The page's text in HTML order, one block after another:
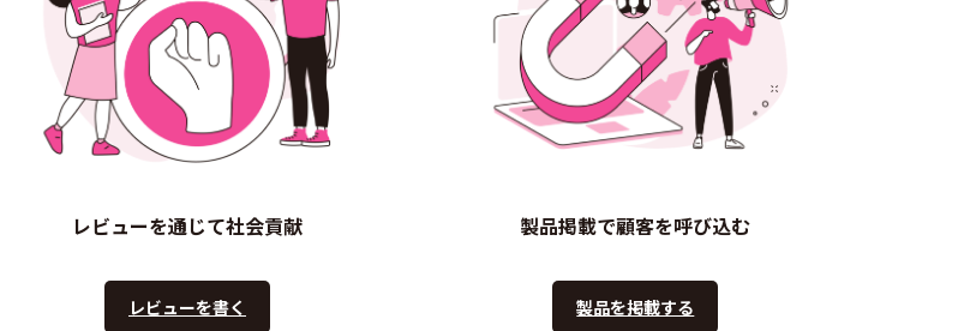
レビューを通じて社会貢献
レビューを書く
製品掲載で顧客を呼び込む
製品を掲載する